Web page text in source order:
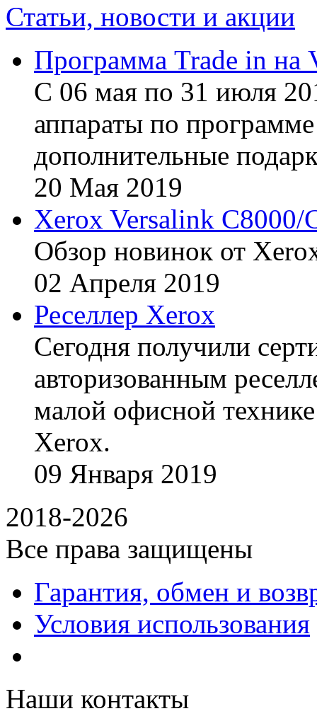
Статьи, новости и акции
Программа Trade in на
С 06 мая по 31 июля
аппараты по
дополнительные
20 Мая 2019
Xerox Versalink C8000/
Обзор новинок от
02 Апреля 2019
Реселлер Xerox
Сегодня получили
авторизованным
малой офисной
Xerox.
09 Января 2019
2018-2026
Все права защищены
Гарантия, обмен и
Условия использования
Наши контакты